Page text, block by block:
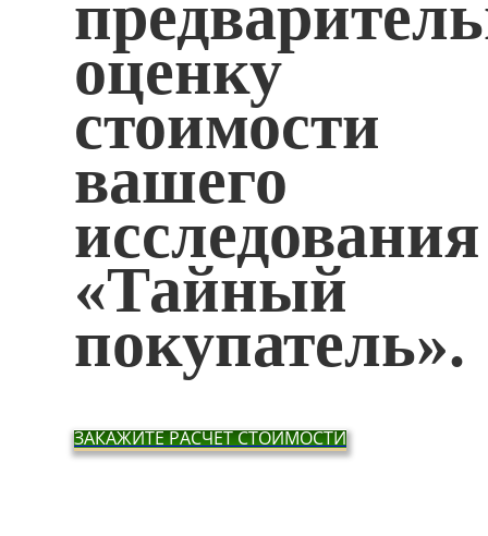
оценку
стоимости
вашего
исследования
«Тайный
покупатель».
ЗАКАЖИТЕ РАСЧЕТ СТОИМОСТИ